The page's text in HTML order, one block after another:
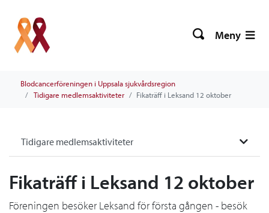
Meny
Blodcancerföreningen i Uppsala sjukvårdsregion
Tidigare medlemsaktiviteter
Fikaträff i Leksand 12 oktober
Tidigare medlemsaktiviteter
Fikaträff i Leksand 12 oktober
Föreningen besöker Leksand för första gången - besök